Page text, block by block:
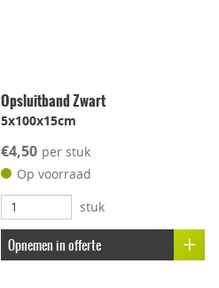
Opsluitband Zwart
5x100x15cm
€4,50 per stuk
Op voorraad
stuk
Opnemen in offerte